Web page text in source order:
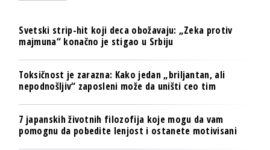
Svetski strip-hit koji deca obožavaju: „Zeka protiv
majmuna“ konačno je stigao u Srbiju
Toksičnost je zarazna: Kako jedan „briljantan, ali
nepodnošljiv“ zaposleni može da uništi ceo tim
7 japanskih životnih filozofija koje mogu da vam
pomognu da pobedite lenjost i ostanete motivisani